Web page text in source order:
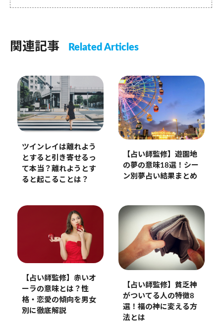
関連記事 Related Articles
ツインレイは離れよう
とすると引き寄せるっ
て本当？離れようとす
ると起こることは？
【占い師監修】遊園地
の夢の意味18選！シー
ン別夢占い結果まとめ
【占い師監修】赤いオ
ーラの意味とは？性
格・恋愛の傾向を男女
別に徹底解説
【占い師監修】貧乏神
がついてる人の特徴8
選！福の神に変える方
法とは